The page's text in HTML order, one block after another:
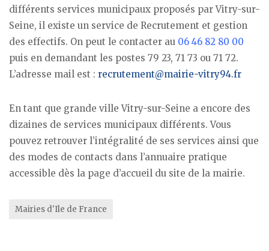
différents services municipaux proposés par Vitry-sur-
Seine, il existe un service de Recrutement et gestion
des effectifs. On peut le contacter au 06 46 82 80 00
puis en demandant les postes 79 23, 71 73 ou 71 72.
L’adresse mail est : recrutement@mairie-vitry94.fr
En tant que grande ville Vitry-sur-Seine a encore des
dizaines de services municipaux différents. Vous
pouvez retrouver l’intégralité de ses services ainsi que
des modes de contacts dans l’annuaire pratique
accessible dès la page d’accueil du site de la mairie.
Mairies d'Ile de France